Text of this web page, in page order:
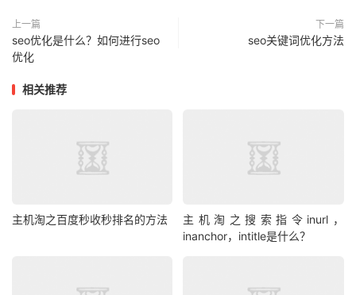
上一篇
seo优化是什么？如何进行seo
优化
下一篇
seo关键词优化方法
相关推荐
主机淘之百度秒收秒排名的方法
主机淘之搜索指令inurl，
inanchor，intitle是什么？